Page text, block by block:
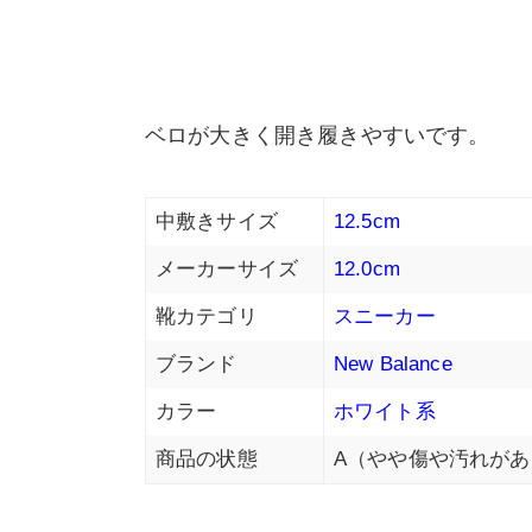
ベロが大きく開き履きやすいです。
中敷きサイズ 12.5cm
メーカーサイズ 12.0cm
靴カテゴリ スニーカー
ブランド New Balance
カラー ホワイト系
商品の状態 A（やや傷や汚れが